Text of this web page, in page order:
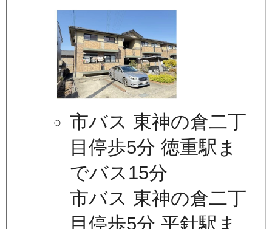
市バス 東神の倉二丁
目停歩5分 徳重駅ま
でバス15分
市バス 東神の倉二丁
目停歩5分 平針駅ま